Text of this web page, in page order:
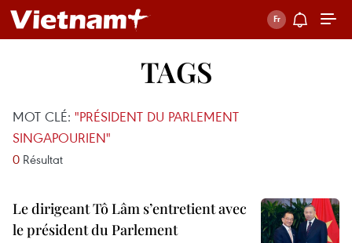
TAGS
MOT CLÉ: "PRÉSIDENT DU PARLEMENT
SINGAPOURIEN"
0 Résultat
Le dirigeant Tô Lâm s’entretient avec
le président du Parlement